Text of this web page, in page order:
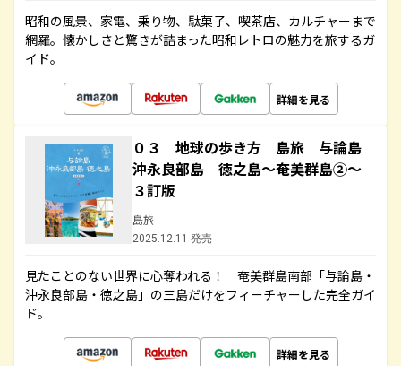
昭和の風景、家電、乗り物、駄菓子、喫茶店、カルチャーまで
網羅。懐かしさと驚きが詰まった昭和レトロの魅力を旅するガ
イド。
詳細を見る
０３ 地球の歩き方 島旅 与論島
沖永良部島 徳之島～奄美群島②～
３訂版
島旅
2025.12.11 発売
見たことのない世界に心奪われる！ 奄美群島南部「与論島・
沖永良部島・徳之島」の三島だけをフィーチャーした完全ガイ
ド。
詳細を見る